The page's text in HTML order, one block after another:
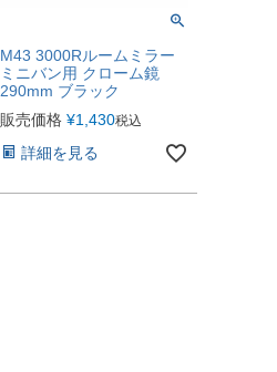
M43 3000Rルームミラー
ミニバン用 クローム鏡
290mm ブラック
販売価格 ¥1,430税込
詳細を見る